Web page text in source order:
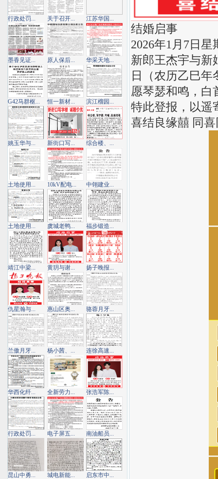
结婚启事
2026年1月7日
新郎王杰宇与新
日（农历乙巳
愿琴瑟和鸣，白
特此登报，以遥
喜结良缘囍 同
行政处罚... 关于召开... 江苏华国...
墨香见证... 原人保后... 华采天地...
G42马群枢... 恒一新材... 滨江榴园...
姚玉华与... 新街口写... 综合楼、...
土地使用... 10kV配电... 中翎建业...
土地使用... 虞城老鸭... 福步锻造...
靖江中梁... 黄玥与谢... 扬子晚报...
仇星瀚与... 惠山区奥... 骆蓉月牙...
兰傲月牙... 杨小茜、... 连徐高速...
华西化纤... 全新劳力... 张浩军陈...
行政处罚... 电子屏五... 南油船员...
昆山中勇... 城电新能... 启东市中...